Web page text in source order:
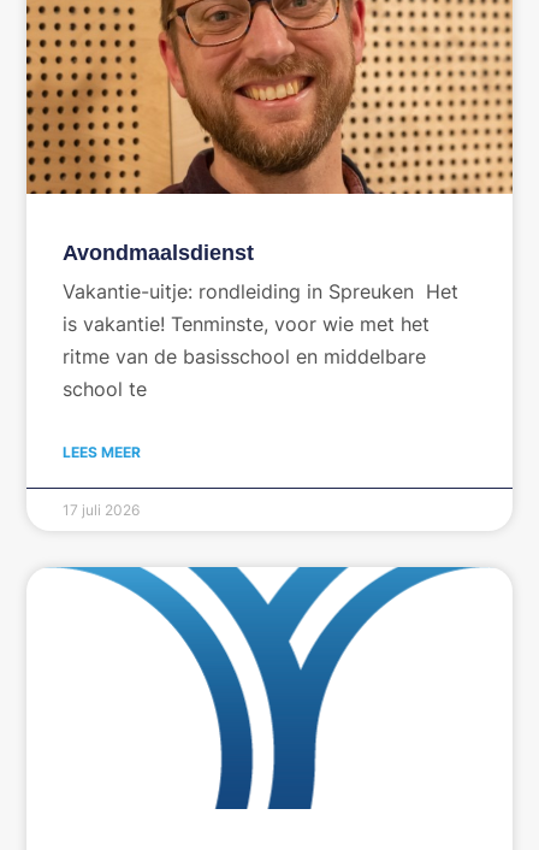
Avondmaalsdienst
Vakantie-uitje: rondleiding in Spreuken Het
is vakantie! Tenminste, voor wie met het
ritme van de basisschool en middelbare
school te
LEES MEER
17 juli 2026